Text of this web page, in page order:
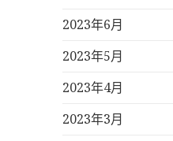
2023年6月
2023年5月
2023年4月
2023年3月